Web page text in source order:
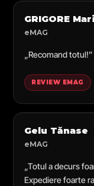
GRIGORE
eMAG
„Recomand totul!”
REVIEW EMAG
Gelu Tănase
eMAG
„Totul a decurs
Expediere foarte